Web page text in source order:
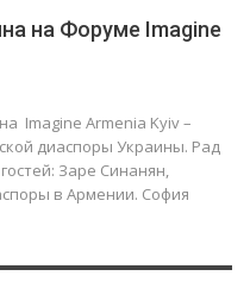
на Форуме Imagine
Imagine Armenia Kyiv –
диаспоры Украины. Рад
Заре Синанян,
в Армении. София